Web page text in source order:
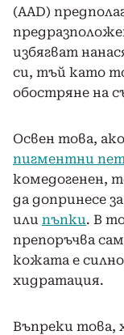
(AAD)
избягват
си, тъй като
обостряне на
Освен това,
пигментни
комедогенен,
да допринесе
или пъпки. В
препоръчва
кожата е силно
хидратация.
Въпреки това,